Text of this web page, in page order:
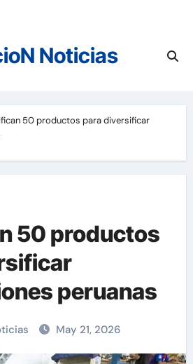
Noticias
50 productos para diversificar
50 productos
peruanas
May 21, 2026